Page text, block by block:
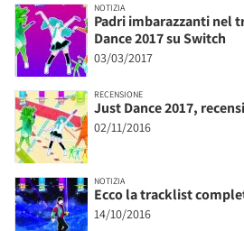
NOTIZIA
Padri imbarazzanti nel
Dance 2017 su Switch
03/03/2017
RECENSIONE
Just Dance 2017,
02/11/2016
NOTIZIA
Ecco la tracklist
14/10/2016